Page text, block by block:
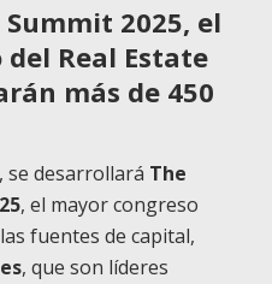
2025, el
Real Estate
más de 450
se desarrollará The
, el mayor congreso
fuentes de capital,
, que son líderes